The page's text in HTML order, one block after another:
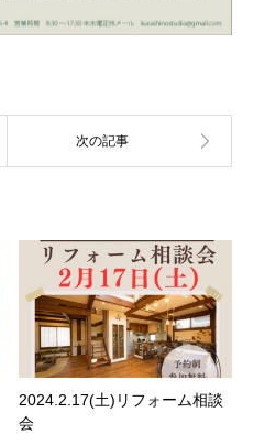
2024.2.17(土)リフォーム相談
会